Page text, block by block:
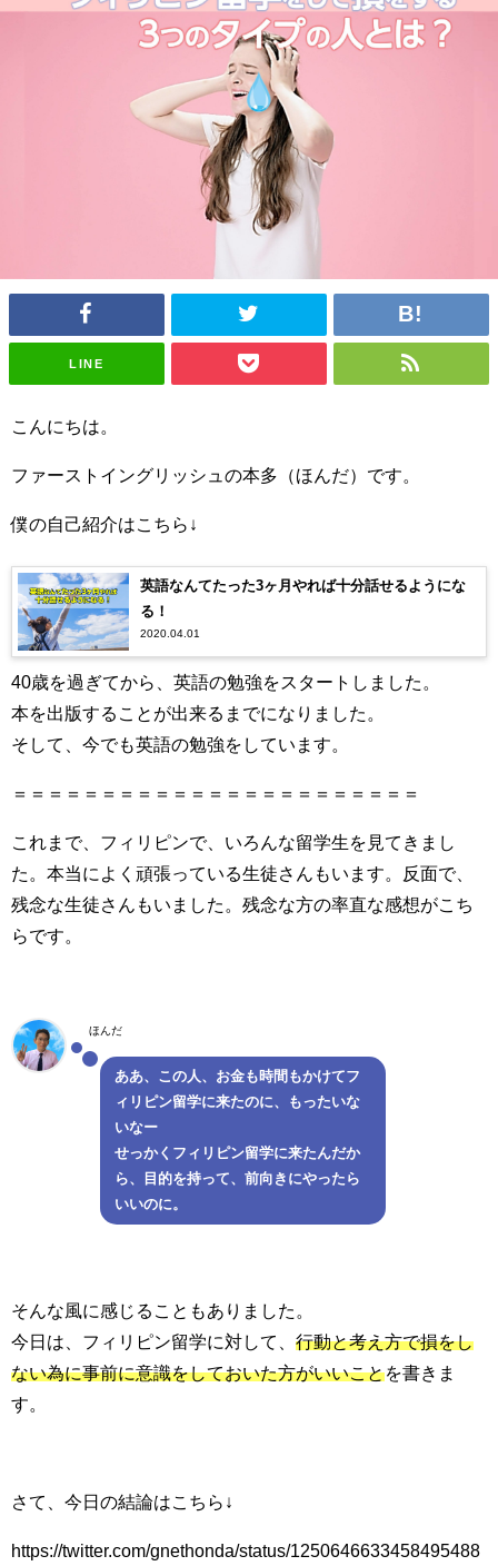
LINE
こんにちは。
ファーストイングリッシュの本多（ほんだ）です。
僕の自己紹介はこちら↓
英語なんてたった3ヶ月やれば十分話せるようにな
る！
2020.04.01
40歳を過ぎてから、英語の勉強をスタートしました。
本を出版することが出来るまでになりました。
そして、今でも英語の勉強をしています。
＝＝＝＝＝＝＝＝＝＝＝＝＝＝＝＝＝＝＝＝＝＝＝
これまで、フィリピンで、いろんな留学生を見てきまし
た。本当によく頑張っている生徒さんもいます。反面で、
残念な生徒さんもいました。残念な方の率直な感想がこち
らです。
ほんだ
ああ、この人、お金も時間もかけてフ
ィリピン留学に来たのに、もったいな
いなー
せっかくフィリピン留学に来たんだか
ら、目的を持って、前向きにやったら
いいのに。
そんな風に感じることもありました。
今日は、フィリピン留学に対して、 行動と考え方で損をし
ない為に事前に意識をしておいた方がいいことを書きま
す。
さて、今日の結論はこちら↓
https://twitter.com/gnethonda/status/1250646633458495488